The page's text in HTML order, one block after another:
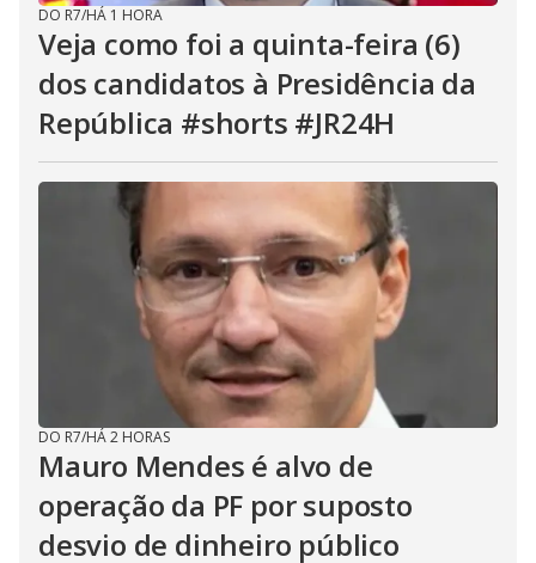
DO R7/HÁ 1 HORA
Veja como foi a quinta-feira (6)
dos candidatos à Presidência da
República #shorts #JR24H
DO R7/HÁ 2 HORAS
Mauro Mendes é alvo de
operação da PF por suposto
desvio de dinheiro público